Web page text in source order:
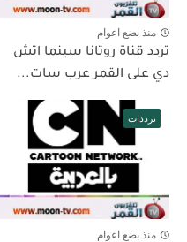
منذ بضع اعوام
تردد قناة روتانا سينما اتش
دي على القمر عرب سات...
ترددات
منذ بضع اعوام